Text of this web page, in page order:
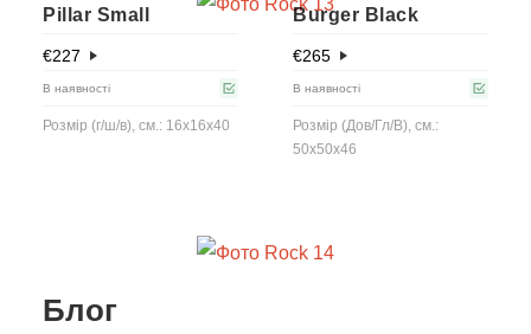
Pillar Small
€227
В наявності
Розмір (г/ш/в), см.: 16x16x40
Burger Black
€265
В наявності
Розмір (Дов/Гл/В), см.:
50x50x46
Блог